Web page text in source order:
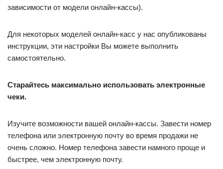
зависимости от модели онлайн-кассы).
Для некоторых моделей онлайн-касс у нас опубликованы
инструкции, эти настройки Вы можете выполнить
самостоятельно.
Старайтесь максимально использовать электронные
чеки.
Изучите возможности вашей онлайн-кассы. Завести номер
телефона или электронную почту во время продажи не
очень сложно. Номер телефона завести намного проще и
быстрее, чем электронную почту.